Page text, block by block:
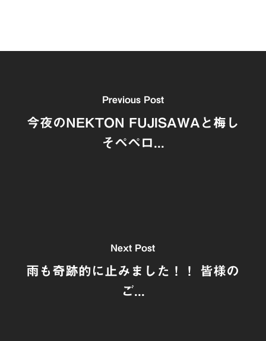
Previous Post
今夜のNEKTON FUJISAWAと梅し
そペペロ...
Next Post
雨も奇跡的に止みました！！ 皆様の
ご...